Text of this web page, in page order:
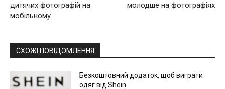
дитячих фотографій на
мобільному
молодше на фотографіях
СХОЖІ ПОВІДОМЛЕННЯ
Безкоштовний додаток, щоб виграти
одяг від Shein